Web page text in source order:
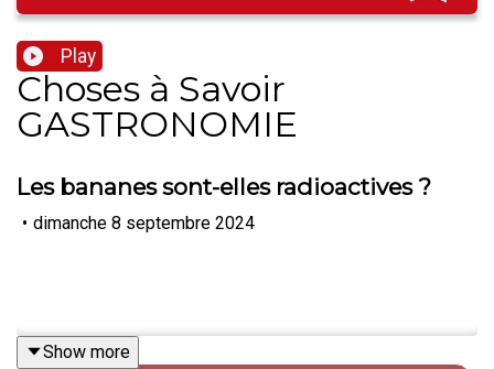
Play
Choses à Savoir
GASTRONOMIE
Les bananes sont-elles radioactives ?
• dimanche 8 septembre 2024
Show more